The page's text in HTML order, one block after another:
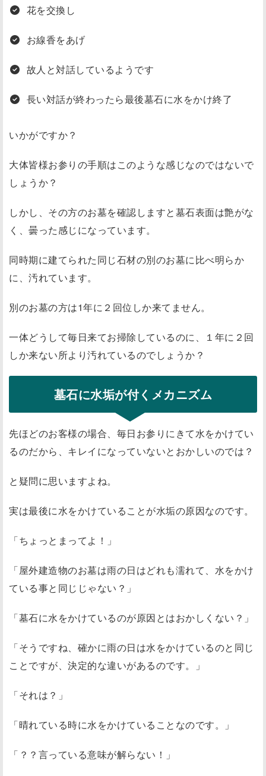
花を交換し
お線香をあげ
故人と対話しているようです
長い対話が終わったら最後墓石に水をかけ終了
いかがですか？
大体皆様お参りの手順はこのような感じなのではないで
しょうか？
しかし、その方のお墓を確認しますと墓石表面は艶がな
く、曇った感じになっています。
同時期に建てられた同じ石材の別のお墓に比べ明らか
に、汚れています。
別のお墓の方は1年に２回位しか来てません。
一体どうして毎日来てお掃除しているのに、１年に２回
しか来ない所より汚れているのでしょうか？
墓石に水垢が付くメカニズム
先ほどのお客様の場合、毎日お参りにきて水をかけてい
るのだから、キレイになっていないとおかしいのでは？
と疑問に思いますよね。
実は最後に水をかけていることが水垢の原因なのです。
「ちょっとまってよ！」
「屋外建造物のお墓は雨の日はどれも濡れて、水をかけ
ている事と同じじゃない？」
「墓石に水をかけているのが原因とはおかしくない？」
「そうですね、確かに雨の日は水をかけているのと同じ
ことですが、決定的な違いがあるのです。」
「それは？」
「晴れている時に水をかけていることなのです。」
「？？言っている意味が解らない！」